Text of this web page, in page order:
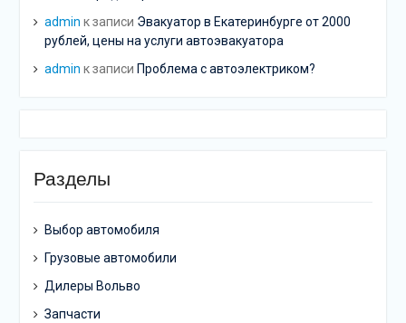
admin к записи Эвакуатор в Екатеринбурге от 2000
рублей, цены на услуги автоэвакуатора
admin к записи Проблема с автоэлектриком?
Разделы
Выбор автомобиля
Грузовые автомобили
Дилеры Вольво
Запчасти